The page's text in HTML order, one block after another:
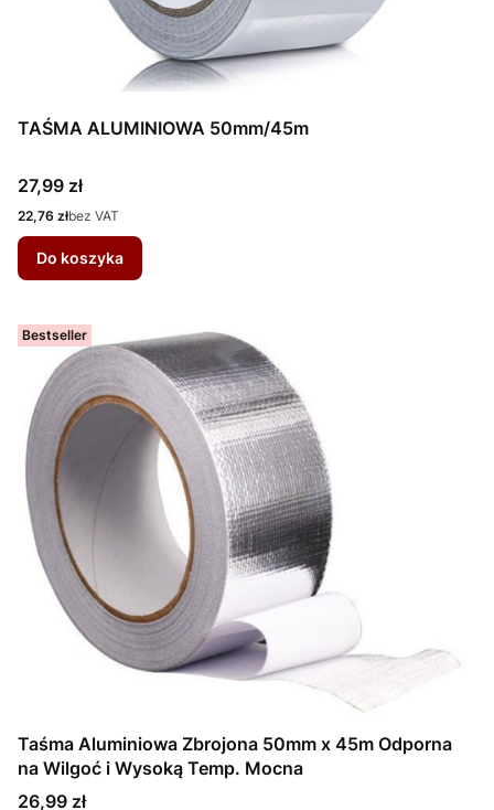
TAŚMA ALUMINIOWA 50mm/45m
Cena
27,99 zł
Cena
22,76 złbez VAT
Do koszyka
Bestseller
Taśma Aluminiowa Zbrojona 50mm x 45m Odporna
na Wilgoć i Wysoką Temp. Mocna
Cena
26,99 zł